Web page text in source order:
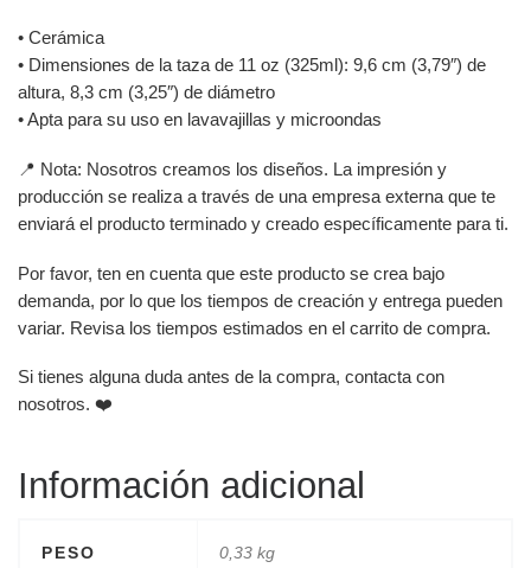
• Cerámica
• Dimensiones de la taza de 11 oz (325ml): 9,6 cm (3,79″) de
altura, 8,3 cm (3,25″) de diámetro
• Apta para su uso en lavavajillas y microondas
📍 Nota: Nosotros creamos los diseños. La impresión y
producción se realiza a través de una empresa externa que te
enviará el producto terminado y creado específicamente para ti.
Por favor, ten en cuenta que este producto se crea bajo
demanda, por lo que los tiempos de creación y entrega pueden
variar. Revisa los tiempos estimados en el carrito de compra.
Si tienes alguna duda antes de la compra, contacta con
nosotros. ❤️
Información adicional
PESO 0,33 kg